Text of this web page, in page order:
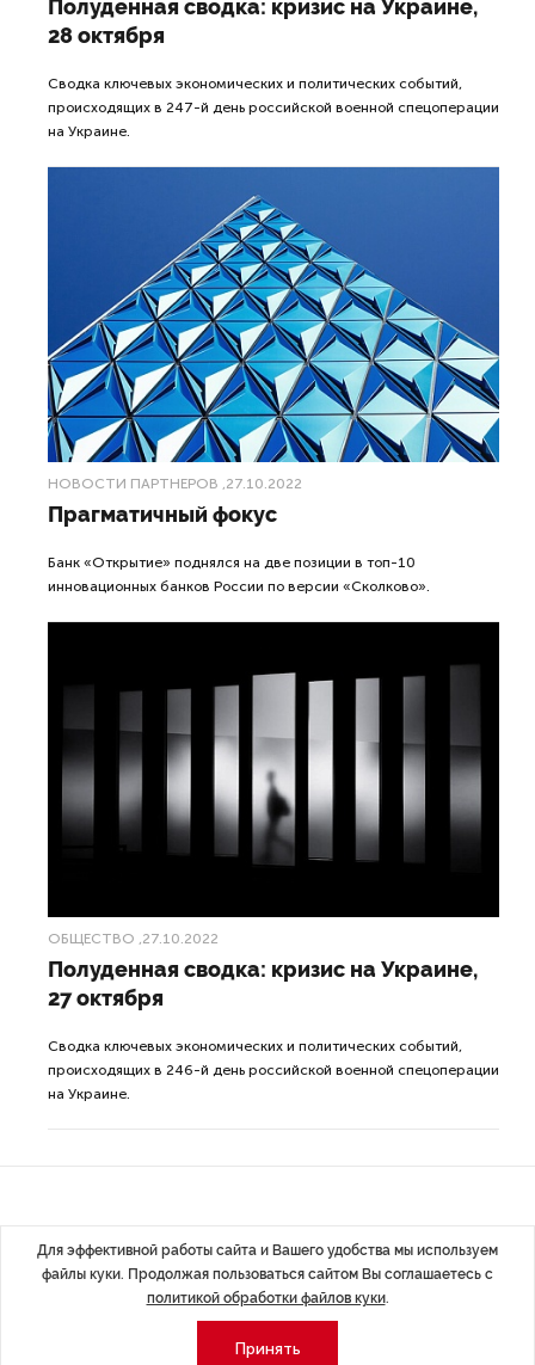
Полуденная сводка: кризис на Украине,
28 октября
Сводка ключевых экономических и политических событий,
происходящих в 247-й день российской военной спецоперации
на Украине.
НОВОСТИ ПАРТНЕРОВ ,27.10.2022
Прагматичный фокус
Банк «Открытие» поднялся на две позиции в топ-10
инновационных банков России по версии «Сколково».
ОБЩЕСТВО ,27.10.2022
Полуденная сводка: кризис на Украине,
27 октября
Сводка ключевых экономических и политических событий,
происходящих в 246-й день российской военной спецоперации
на Украине.
ДАЛЕЕ
Полуденная сводка:
кризис на Украине,
Для эффективной работы сайта и Вашего удобства мы используем
файлы куки. Продолжая пользоваться сайтом Вы соглашаетесь с
политикой обработки файлов куки.
Принять